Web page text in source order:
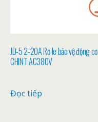
JD-5 2-20A Rơ le bảo vệ động cơ
CHINT AC380V
Đọc tiếp